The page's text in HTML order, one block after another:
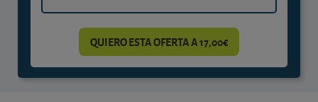
QUIERO ESTA OFERTA A 17,00€